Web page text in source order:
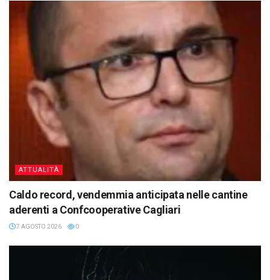
ATTUALITÀ
Caldo record, vendemmia anticipata nelle cantine
aderenti a Confcooperative Cagliari
7 AGOSTO 2026 0